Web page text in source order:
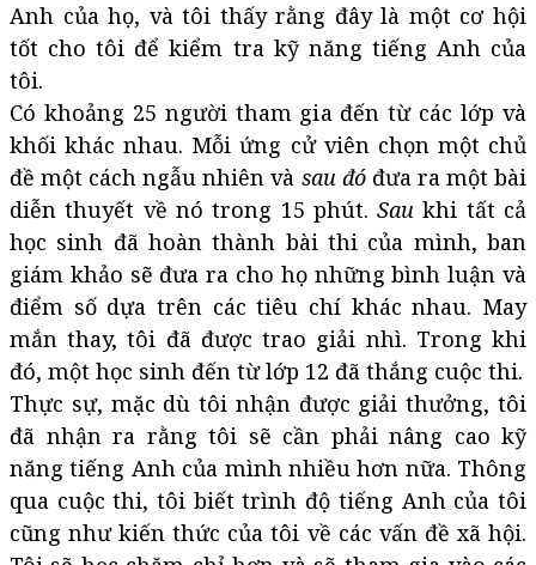
Anh của họ, và tôi thấy rằng đây là một cơ hội
tốt cho tôi để kiểm tra kỹ năng tiếng Anh của
tôi.
Có khoảng 25 người tham gia đến từ các lớp và
khối khác nhau. Mỗi ứng cử viên chọn một chủ
đề một cách ngẫu nhiên và sau đó đưa ra một bài
diễn thuyết về nó trong 15 phút.Saukhi tất cả
học sinh đã hoàn thành bài thi của mình, ban
giám khảo sẽ đưa ra cho họ những bình luận và
điểm số dựa trên các tiêu chí khác nhau. May
mắn thay, tôi đã được trao giải nhì. Trong khi
đó, một học sinh đến từ lớp 12 đã thắng cuộc thi.
Thực sự, mặc dù tôi nhận được giải thưởng, tôi
đã nhận ra rằng tôi sẽ cần phải nâng cao kỹ
năng tiếng Anh của mình nhiều hơn nữa. Thông
qua cuộc thi, tôi biết trình độ tiếng Anh của tôi
cũng như kiến thức của tôi về các vấn đề xã hội.